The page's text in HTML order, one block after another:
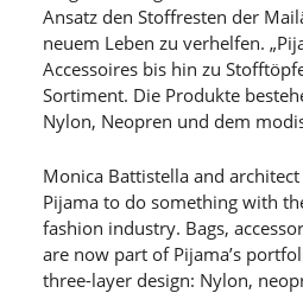
Ansatz den Stoffresten der
neuem Leben zu verhelfen.
Accessoires bis hin zu
Sortiment. Die Produkte
Nylon, Neopren und dem
Monica Battistella and
Pijama to do something with
fashion industry. Bags,
are now part of Pijama’s
three-layer design: Nylon,